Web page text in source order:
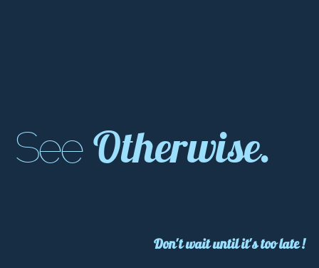
See Otherwise.
Don't wait until it's too late !